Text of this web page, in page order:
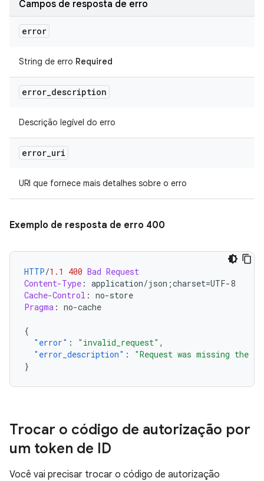
Campos de resposta de erro
error
String de erro Required
error_description
Descrição legível do erro
error_uri
URI que fornece mais detalhes sobre o erro
Exemplo de resposta de erro 400
HTTP/1.1 400 Bad Request
Content-Type : application/json;charset=UTF-8
Cache-Control : no-store
Pragma : no-cache
{
"error" : "invalid_request" ,
"error_description" :
"Request was missing the
}
Trocar o código de autorização por
um token de ID
Você vai precisar trocar o código de autorização